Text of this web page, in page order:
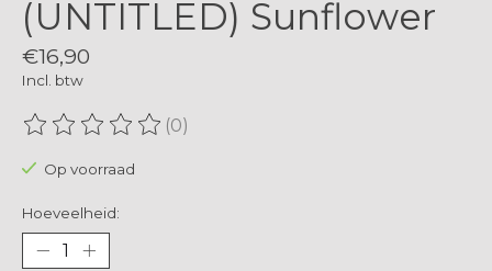
(UNTITLED) Sunflower
€16,90
Incl. btw
De beoordeling van dit product is
(0)
Op voorraad
Hoeveelheid: